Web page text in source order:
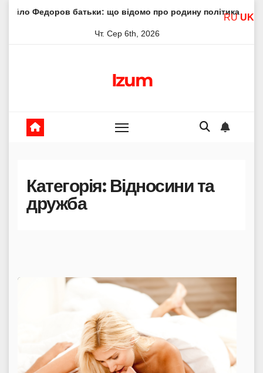
Skipщо відомо про родину політика Молитва
Чт. Сер 6th, 2026
Izum
Категорія: Відносини та
дружба
RU UK